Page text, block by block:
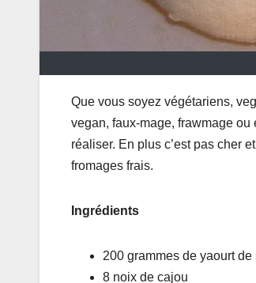
Que vous soyez végétariens,
vegan, faux-mage, frawmage
réaliser. En plus c’est pas cher
fromages frais.
Ingrédients
200 grammes de yaourt de
8 noix de cajou